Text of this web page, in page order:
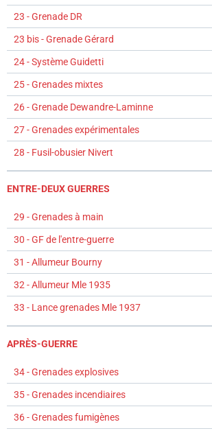
23 - Grenade DR
23 bis - Grenade Gérard
24 - Système Guidetti
25 - Grenades mixtes
26 - Grenade Dewandre-Laminne
27 - Grenades expérimentales
28 - Fusil-obusier Nivert
ENTRE-DEUX GUERRES
29 - Grenades à main
30 - GF de l'entre-guerre
31 - Allumeur Bourny
32 - Allumeur Mle 1935
33 - Lance grenades Mle 1937
APRÈS-GUERRE
34 - Grenades explosives
35 - Grenades incendiaires
36 - Grenades fumigènes